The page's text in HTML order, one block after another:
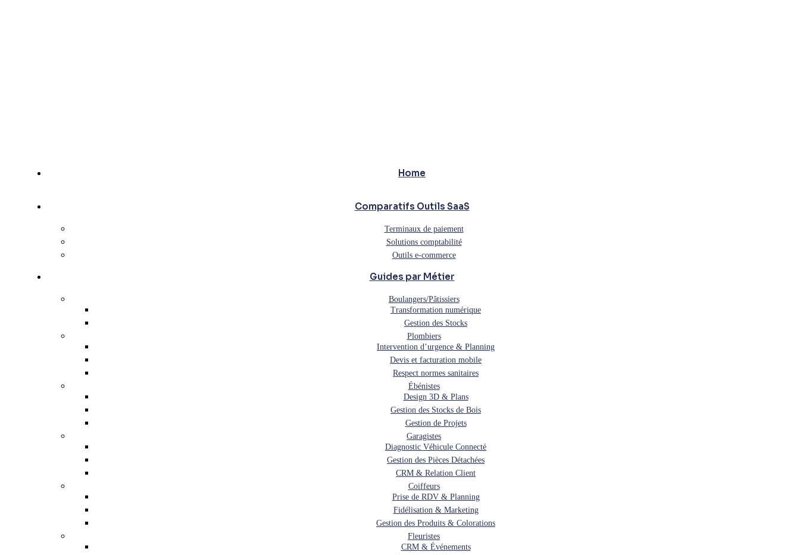
Home
Comparatifs Outils SaaS
Terminaux de paiement
Solutions comptabilité
Outils e-commerce
Guides par Métier
Boulangers/Pâtissiers
Transformation numérique
Gestion des Stocks
Plombiers
Intervention d’urgence & Planning
Devis et facturation mobile
Respect normes sanitaires
Ébénistes
Design 3D & Plans
Gestion des Stocks de Bois
Gestion de Projets
Garagistes
Diagnostic Véhicule Connecté
Gestion des Pièces Détachées
CRM & Relation Client
Coiffeurs
Prise de RDV & Planning
Fidélisation & Marketing
Gestion des Produits & Colorations
Fleuristes
CRM & Événements